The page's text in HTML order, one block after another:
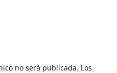
no será publicada. Los